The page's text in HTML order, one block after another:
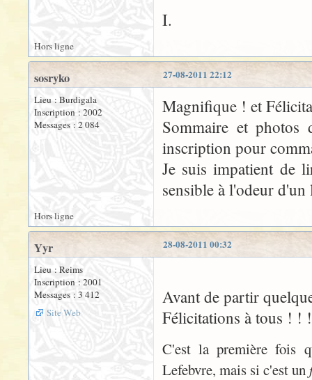
I.
Hors ligne
27-08-2011 22:12
sosryko
Lieu : Burdigala
Inscription : 2002
Messages : 2 084
Magnifique ! et
Sommaire et
inscription pour
Je suis impatient de
sensible à l'odeur
Hors ligne
28-08-2011 00:32
Yyr
Lieu : Reims
Inscription : 2001
Messages : 3 412
Site Web
Avant de partir
Félicitations à tous ! ! !
C'est la première fois
Lefebvre, mais si c'est un